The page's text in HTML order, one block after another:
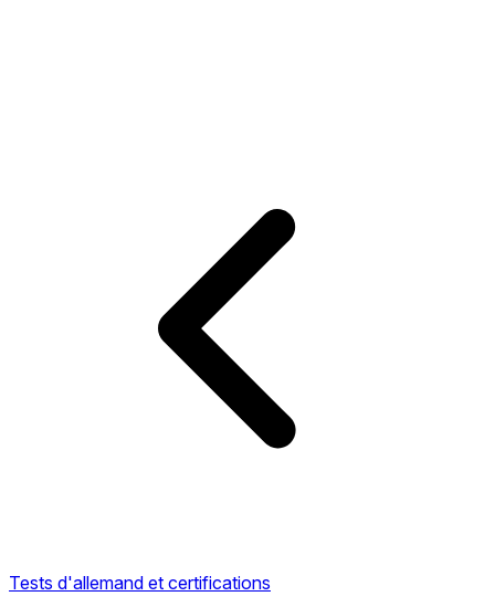
Tests d'allemand et certifications